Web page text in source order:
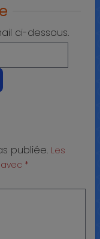
ci-dessous.
publiée. Les
*